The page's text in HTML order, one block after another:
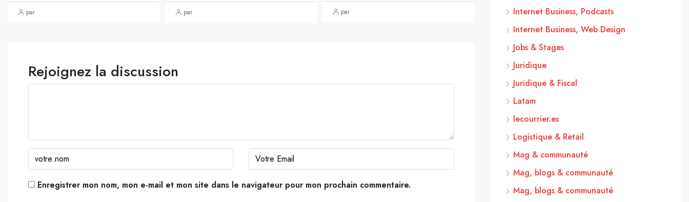
par par par
Rejoignez la discussion
Enregistrer mon nom, mon e-mail et mon site dans le navigateur pour mon prochain commentaire.
Internet Business, Podcasts
Internet Business, Web Design
Jobs & Stages
Juridique
Juridique & Fiscal
Latam
lecourrier.es
Logistique & Retail
Mag & communauté
Mag, blogs & communauté
Mag, blogs & communauté